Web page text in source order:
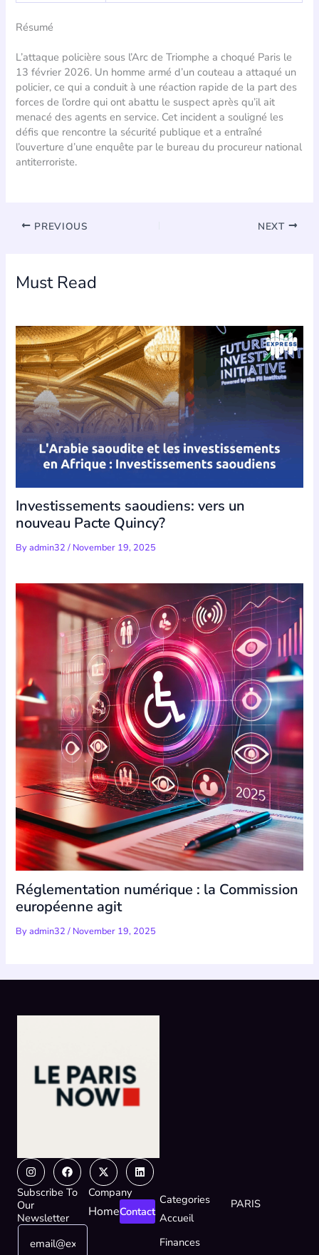
Résumé
L’attaque policière sous l’Arc de Triomphe a choqué Paris le
13 février 2026. Un homme armé d’un couteau a attaqué un
policier, ce qui a conduit à une réaction rapide de la part des
forces de l’ordre qui ont abattu le suspect après qu’il ait
menacé des agents en service. Cet incident a souligné les
défis que rencontre la sécurité publique et a entraîné
l’ouverture d’une enquête par le bureau du procureur national
antiterroriste.
PREVIOUS NEXT
Must Read
Investissements saoudiens: vers un
nouveau Pacte Quincy?
Byadmin32/ November 19, 2025
Réglementation numérique : la Commission
européenne agit
Byadmin32/ November 19, 2025
InstagramFacebook
X-
twitter
Linkedin
Subscribe To
Our
Newsletter
EE
Company
HomeContact
Categories
Accueil
Finances
PARIS